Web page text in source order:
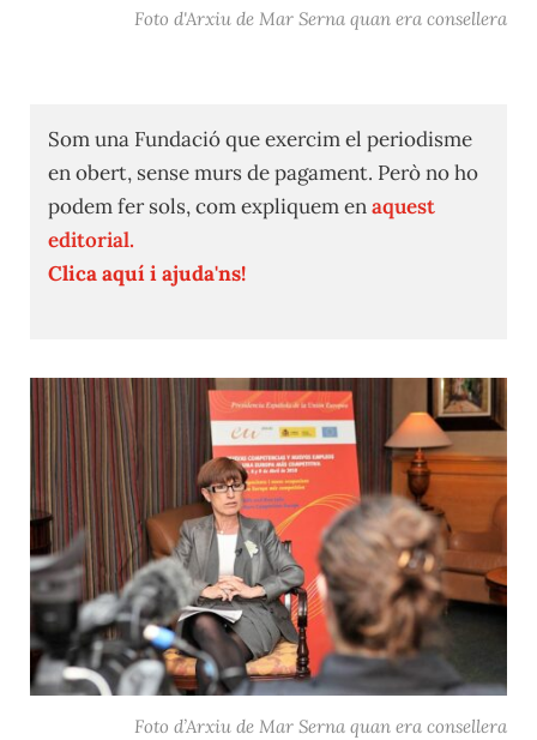
Foto d'Arxiu de Mar Serna quan era consellera
Som una Fundació que exercim el periodisme
en obert, sense murs de pagament. Però no ho
podem fer sols, com expliquem enaquest
editorial.
Clica aquí i ajuda'ns!
Foto d’Arxiu de Mar Serna quan era consellera